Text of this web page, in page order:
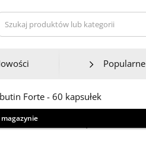
Szukaj produktów lub kategorii
Popularne
od aktualnego wyglądu.